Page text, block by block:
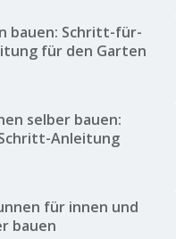
bauen: Schritt-für-
für den Garten
selber bauen:
Anleitung
für innen und
bauen